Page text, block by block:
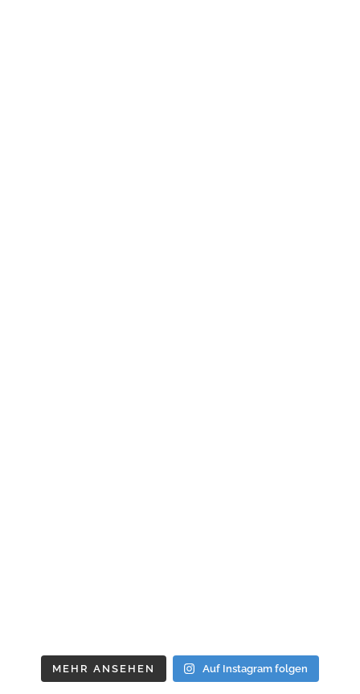
MEHR ANSEHEN Auf Instagram folgen